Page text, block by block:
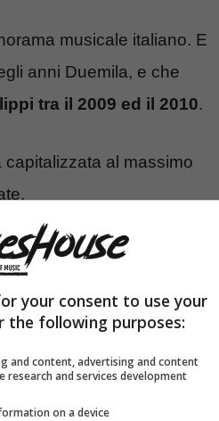
musicale italiano. E
anni Duemila, e che
tra il 2009 ed il 2010.
capitalizzata al massimo
della Federazione
ottobre del 2023 e che
impresa
your consent to use your
the following purposes:
and content, advertising and content
research and services development
on a device